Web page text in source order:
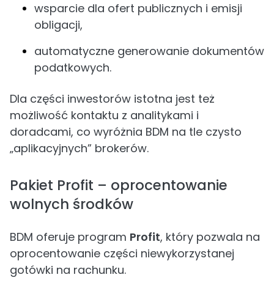
wsparcie dla ofert publicznych i emisji
obligacji,
automatyczne generowanie dokumentów
podatkowych.
Dla części inwestorów istotna jest też
możliwość kontaktu z analitykami i
doradcami, co wyróżnia BDM na tle czysto
„aplikacyjnych” brokerów.
Pakiet Profit – oprocentowanie
wolnych środków
BDM oferuje program Profit, który pozwala na
oprocentowanie części niewykorzystanej
gotówki na rachunku.